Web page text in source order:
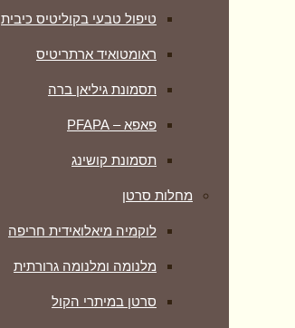
טיפול טבעי בקוליטיס כיבית
ראומטואיד ארתריטיס
תסמונת גיליאן ברה
פאפא – PFAPA
תסמונת קושינג
מחלות סרטן
לוקמיה מיאלואידית חריפה
מלנומה ומלנומה גרורתית
סרטן במיתרי הקול